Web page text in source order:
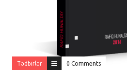
Tədbirlər 0 Comments